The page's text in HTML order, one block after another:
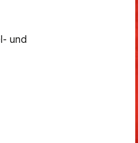
und